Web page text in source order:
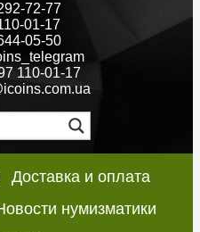
72-77
01-17
05-50
110-01-17
Доставка и оплата
нумизматики